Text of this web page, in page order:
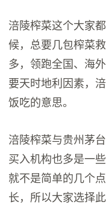
涪陵榨菜这个大家
候，总要几包榨菜
多，领跑全国、海
要天时地利因素，
饭吃的意思。
涪陵榨菜与贵州茅
买入机构也多是一
就不是简单的几个
长，所以大家选择